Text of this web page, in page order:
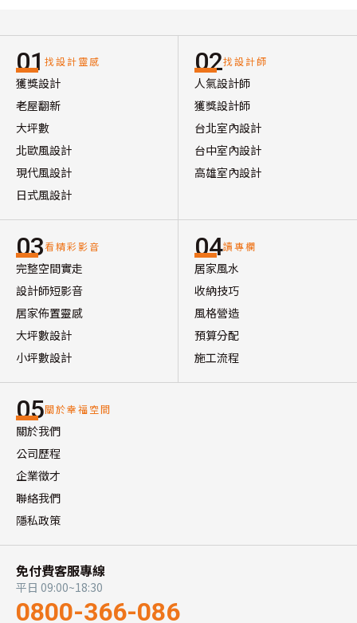
01 找設計靈感
獲獎設計
老屋翻新
大坪數
北歐風設計
現代風設計
日式風設計
02找設計師
人氣設計師
獲獎設計師
台北室內設計
台中室內設計
高雄室內設計
03看精彩影音
完整空間實走
設計師短影音
居家佈置靈感
大坪數設計
小坪數設計
04讀專欄
居家風水
收納技巧
風格營造
預算分配
施工流程
05關於幸福空間
關於我們
公司歷程
企業徵才
聯絡我們
隱私政策
免付費客服專線
平日 09:00~18:30
0800-366-086